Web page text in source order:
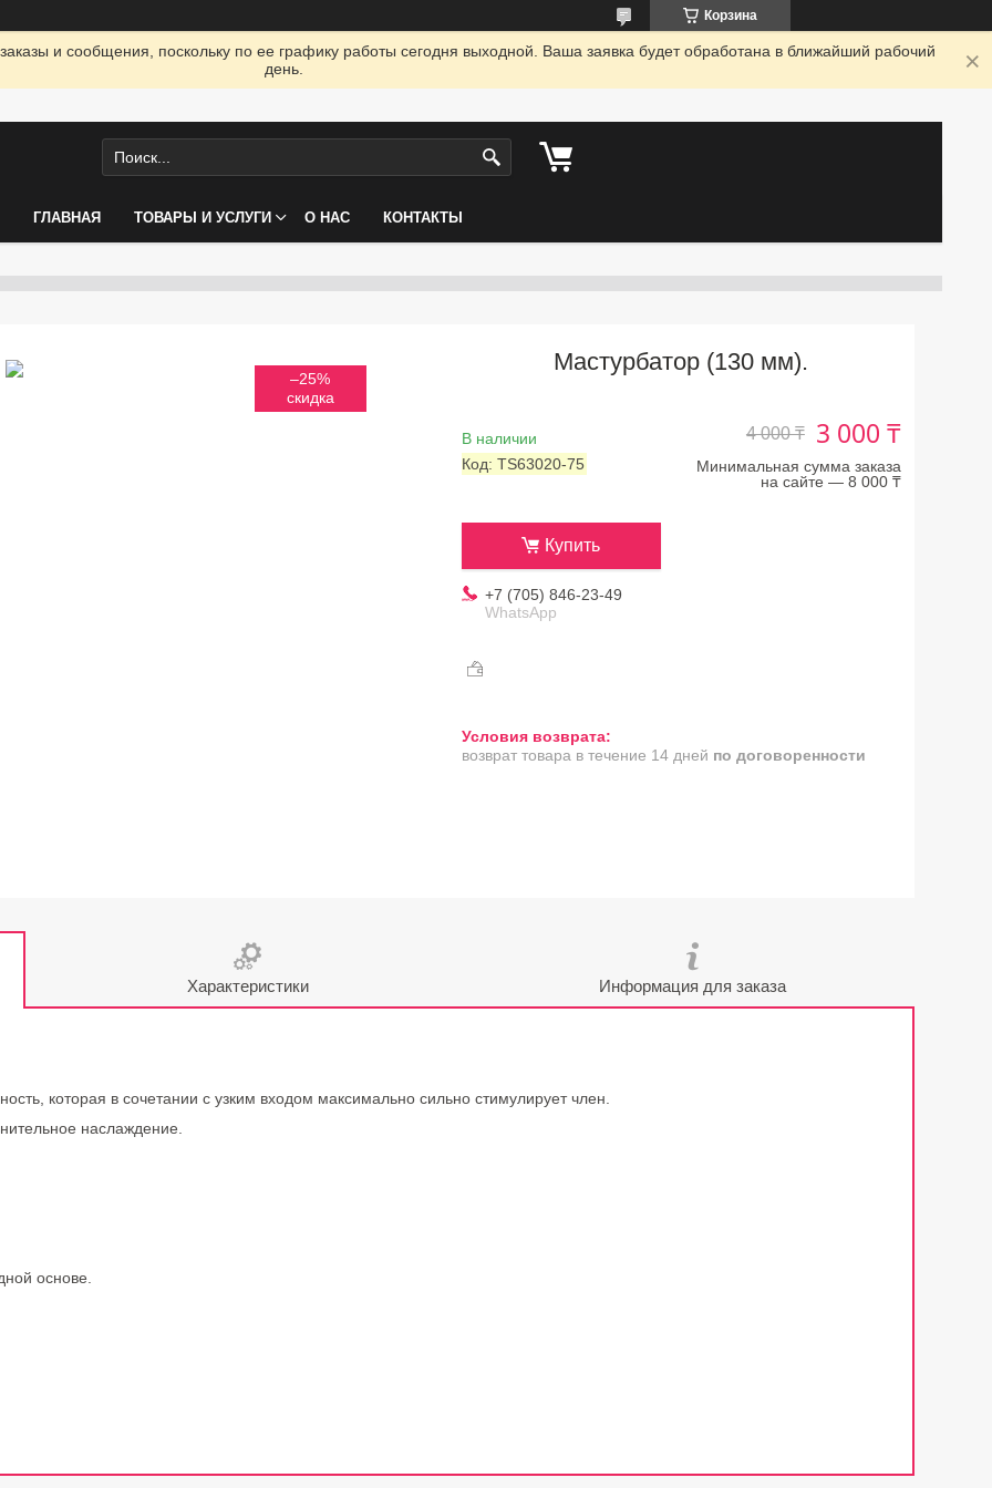
Корзина
и сообщения, поскольку по ее графику работы сегодня выходной. Ваша заявка будет обработана в ближайший рабочий
день.
ГЛАВНАЯ ТОВАРЫ И УСЛУГИ О НАС КОНТАКТЫ
–25%
Мастурбатор (130 мм).
В наличии
Код: TS63020-75
4 000 ₸ 3 000 ₸
Минимальная сумма заказа
на сайте — 8 000 ₸
Купить
+7 (705) 846-23-49
WhatsApp
возврат товара в течение 14 дней по договоренности
Характеристики Информация для заказа
которая в сочетании с узким входом максимально сильно стимулирует член.
наслаждение.
основе.